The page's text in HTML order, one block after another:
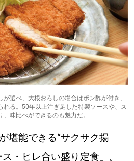
利用規約
ーポリシー
閉じる
が選べ、大根おろしの場合はポン酢が付き、
れる。50年以上注ぎ足した特製ソースや、ス
味比べができるのも魅力だ。
堪能できる“サクサク揚
・ヒレ合い盛り定食」。